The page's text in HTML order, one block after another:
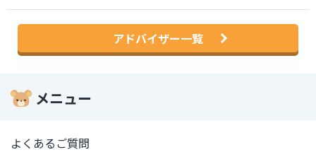
アドバイザー一覧
メニュー
よくあるご質問